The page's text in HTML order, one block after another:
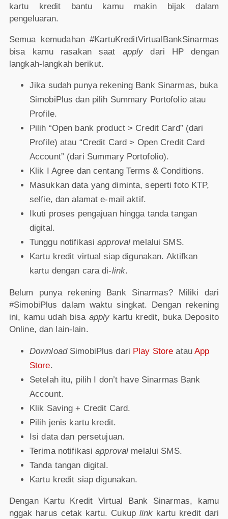
kartu kredit bantu kamu makin bijak dalam
pengeluaran.
Semua kemudahan #KartuKreditVirtualBankSinarmas
bisa kamu rasakan saat apply dari HP dengan
langkah-langkah berikut.
Jika sudah punya rekening Bank Sinarmas, buka
SimobiPlus dan pilih Summary Portofolio atau
Profile.
Pilih “Open bank product > Credit Card” (dari
Profile) atau “Credit Card > Open Credit Card
Account” (dari Summary Portofolio).
Klik I Agree dan centang Terms & Conditions.
Masukkan data yang diminta, seperti foto KTP,
selfie, dan alamat e-mail aktif.
Ikuti proses pengajuan hingga tanda tangan
digital.
Tunggu notifikasiapproval melalui SMS.
Kartu kredit virtual siap digunakan. Aktifkan
kartu dengan cara di-link.
Belum punya rekening Bank Sinarmas? Miliki dari
#SimobiPlus dalam waktu singkat. Dengan rekening
ini, kamu udah bisa apply kartu kredit, buka Deposito
Online, dan lain-lain.
DownloadSimobiPlus dari Play Store atauApp
Store.
Setelah itu, pilih I don’t have Sinarmas Bank
Account.
Klik Saving + Credit Card.
Pilih jenis kartu kredit.
Isi data dan persetujuan.
Terima notifikasiapproval melalui SMS.
Tanda tangan digital.
Kartu kredit siap digunakan.
Dengan Kartu Kredit Virtual Bank Sinarmas, kamu
nggak harus cetak kartu. Cukup link kartu kredit dari